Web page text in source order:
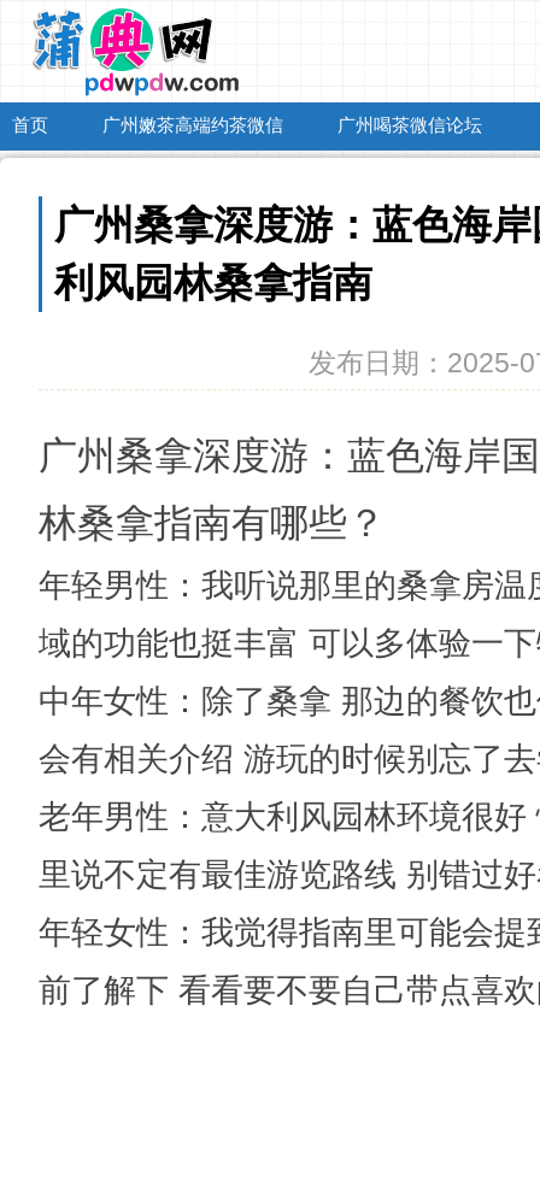
首页 广州嫩茶高端约茶微信 广州喝茶微信论坛
广州桑拿深度游：蓝色海
利风园林桑拿指南
发布日期：2025-
广州桑拿深度游：蓝色海岸
林桑拿指南有哪些？
年轻男性 ：我听说那里的桑拿房
域的功能也挺丰富 可以多体验一
中年女性 ：除了桑拿 那边的餐饮
会有相关介绍 游玩的时候别忘了
老年男性 ：意大利风园林环境很
里说不定有最佳游览路线 别错过
年轻女性 ：我觉得指南里可能会
前了解下 看看要不要自己带点喜